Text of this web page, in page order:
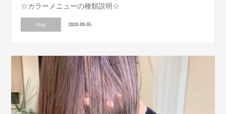
☆カラーメニューの種類説明☆
blog 2020.09.05